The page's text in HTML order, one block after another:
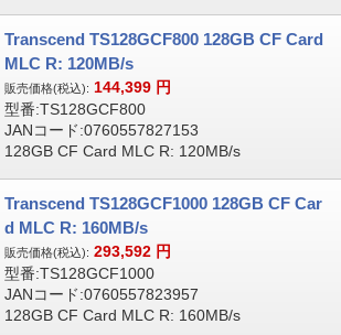
Transcend TS128GCF800 128GB CF Card
MLC R: 120MB/s
販売価格(税込): 144,399 円
型番:TS128GCF800
JANコード:0760557827153
128GB CF Card MLC R: 120MB/s
Transcend TS128GCF1000 128GB CF Car
d MLC R: 160MB/s
販売価格(税込): 293,592 円
型番:TS128GCF1000
JANコード:0760557823957
128GB CF Card MLC R: 160MB/s